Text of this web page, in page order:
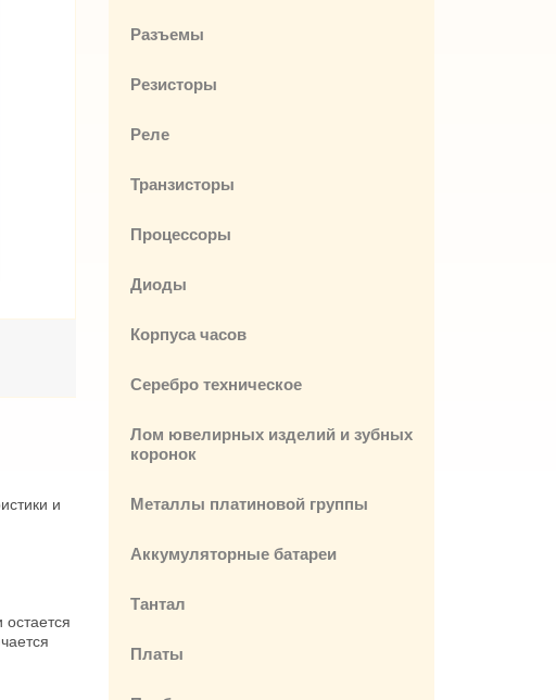
и
Разъемы
Резисторы
Реле
Транзисторы
Процессоры
Диоды
Корпуса часов
Серебро техническое
Лом ювелирных изделий и зубных
коронок
Металлы платиновой группы
Аккумуляторные батареи
Тантал
Платы